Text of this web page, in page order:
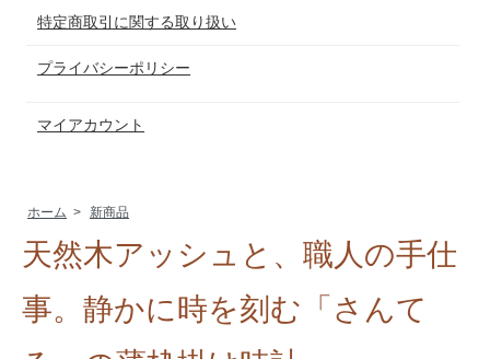
特定商取引に関する取り扱い
プライバシーポリシー
マイアカウント
ホーム > 新商品
天然木アッシュと、職人の手仕
事。静かに時を刻む「さんて